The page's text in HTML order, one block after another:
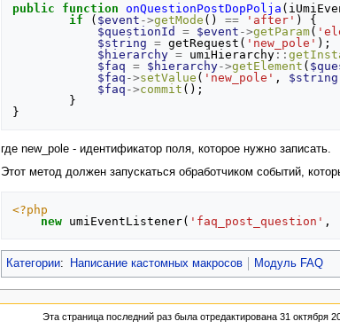
public function onQuestionPostDopPolja (
if
( $event ->getMode () == 'after' )
{
$questionId
= $event ->getParam(
$string
= getRequest ( 'new_pole' );
$hierarchy = umiHierarchy ::
$faq
= $hierarchy->getElement (
$faq ->setValue ( 'new_pole' , $string
$faq ->commit ();
}
}
где new_pole - идентификатор поля, которое нужно записать.
Этот метод должен запускаться обработчиком событий,
<?php
new umiEventListener( 'faq_post_question' ,
Категории: Написание кастомных макросов Модуль FAQ
Эта страница последний раз была отредактирована 31 октября